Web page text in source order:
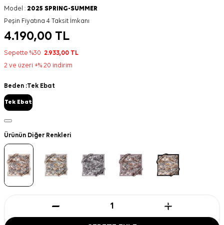
Model : 2025 SPRING-SUMMER
Peşin Fiyatına 4 Taksit İmkanı
4.190,00 TL
Sepette %30 2.933,00 TL
2 ve üzeri +% 20 indirim
Beden :Tek Ebat
Tek Ebat
Ürünün Diğer Renkleri